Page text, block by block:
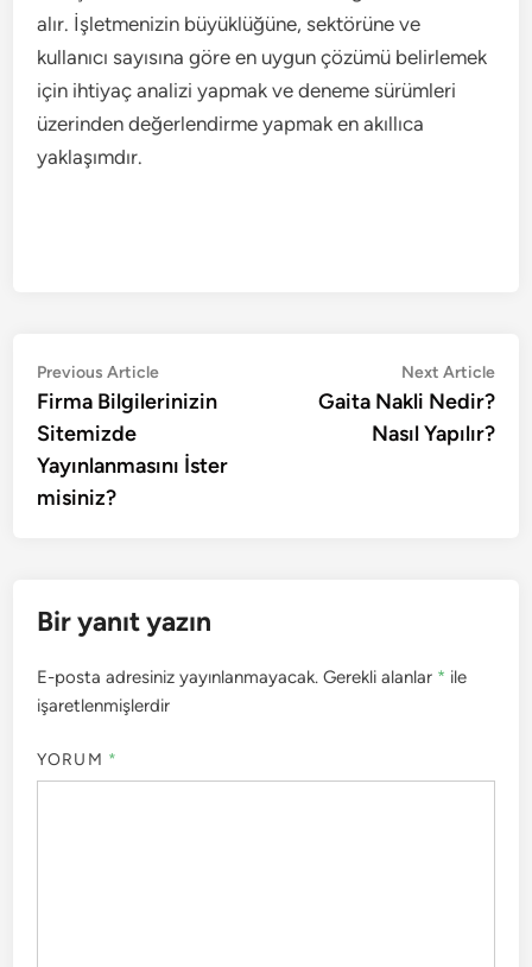
alır. İşletmenizin büyüklüğüne, sektörüne ve
kullanıcı sayısına göre en uygun çözümü belirlemek
için ihtiyaç analizi yapmak ve deneme sürümleri
üzerinden değerlendirme yapmak en akıllıca
yaklaşımdır.
Yazı
gezinmesi
Previous ArticlePrevious
article:
Firma Bilgilerinizin
Sitemizde
Yayınlanmasını İster
misiniz?
Next Article
Gaita Nakli Nedir?
Nasıl Yapılır?
Bir yanıt yazın
E-posta adresiniz yayınlanmayacak. Gerekli alanlar * ile
işaretlenmişlerdir
YORUM *